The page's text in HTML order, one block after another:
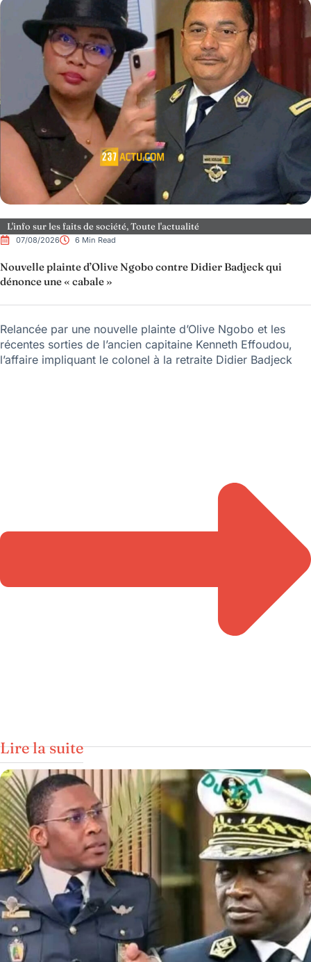
L'info sur les faits de société,Toute l'actualité
07/08/2026 6 Min Read
Nouvelle plainte d’Olive Ngobo contre Didier Badjeck qui
dénonce une « cabale »
Relancée par une nouvelle plainte d’Olive Ngobo et les
récentes sorties de l’ancien capitaine Kenneth Effoudou,
l’affaire impliquant le colonel à la retraite Didier Badjeck
Lire la suite